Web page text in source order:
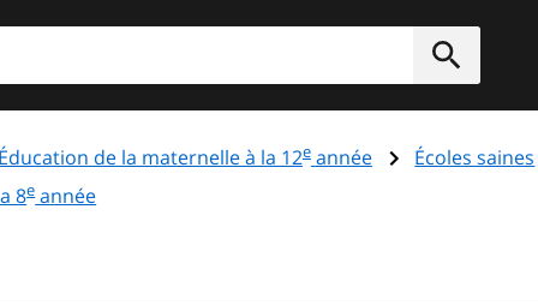
Éducation de la maternelle à la 12eannée
Écoles saines
8eannée